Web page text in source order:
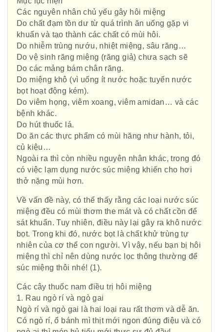
Các nguyên nhân chủ yếu gây hôi miệng
Do chất đạm tồn dư từ quá trình ăn uống gặp vi
khuẩn và tạo thành các chất có mùi hôi.
Do nhiễm trùng nướu, nhiệt miệng, sâu răng…
Do vệ sinh răng miệng (răng giả) chưa sạch sẽ
Do các mảng bám chân răng.
Do miệng khô (vì uống ít nước hoặc tuyến nước
bọt hoạt động kém).
Do viêm họng, viêm xoang, viêm amidan… và các
bệnh khác.
Do hút thuốc lá.
Do ăn các thực phẩm có mùi hăng như hành, tỏi,
củ kiệu…
Ngoài ra thì còn nhiều nguyên nhân khác, trong đó
có việc lạm dụng nước súc miệng khiến cho hơi
thở nặng mùi hơn.
Về vấn đề này, có thể thấy rằng các loại nước súc
miệng đều có mùi thơm the mát và có chất cồn để
sát khuẩn. Tuy nhiên, điều này lại gây ra khô nước
bọt. Trong khi đó, nước bọt là chất khử trùng tự
nhiên của cơ thể con người. Vì vậy, nếu bạn bị hôi
miệng thì chỉ nên dùng nước lọc thông thường để
súc miệng thôi nhé! (1).
Các cây thuốc nam điều trị hôi miệng
1. Rau ngò rí và ngò gai
Ngò rí và ngò gai là hai loại rau rất thơm và dễ ăn.
Có ngò rí, ổ bánh mì thịt mới ngon đúng điệu và có